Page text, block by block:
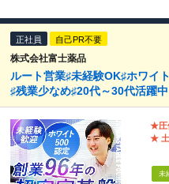
正社員 自己PR不要
株式会社富士薬品
ルート営業♯未経験OK♯ホワイ
♯残業少なめ♯20代～30代活躍中
★圧
★ 土
未